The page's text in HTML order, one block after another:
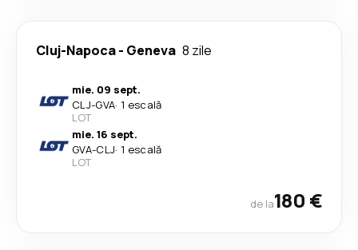
Cluj-Napoca- Geneva 8 zile
mie. 09 sept.
CLJ-GVA· 1 escală
LOT
mie. 16 sept.
GVA-CLJ· 1 escală
LOT
de la180 €